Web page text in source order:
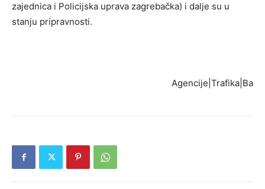
zajednica i Policijska uprava zagrebačka) i dalje su u
stanju pripravnosti.
Agencije|Trafika|Ba